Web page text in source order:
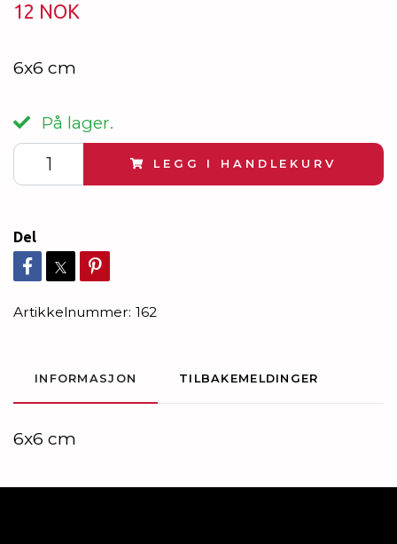
12 NOK
6x6 cm
På lager.
LEGG I HANDLEKURV
Del
Artikkelnummer: 162
INFORMASJON TILBAKEMELDINGER
6x6 cm